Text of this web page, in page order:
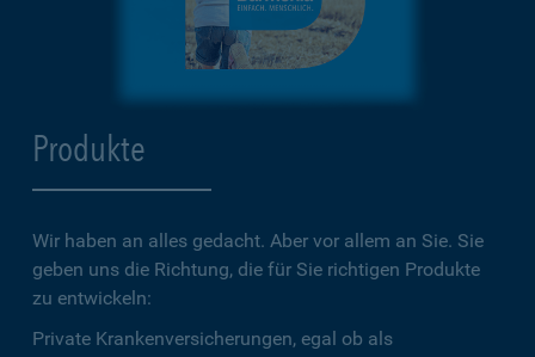
Produkte
Wir haben an alles gedacht. Aber vor allem an Sie. Sie
geben uns die Richtung, die für Sie richtigen Produkte
zu entwickeln:
Private Krankenversicherungen, egal ob als